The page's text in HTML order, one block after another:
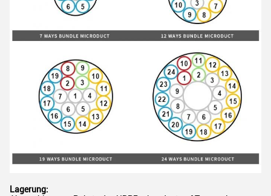
Lagerung: